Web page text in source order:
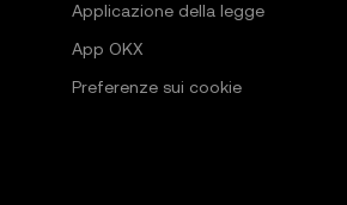
Applicazione della legge
App OKX
Preferenze sui cookie